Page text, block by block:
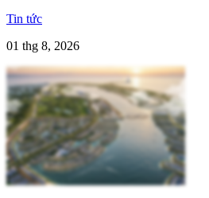
Tin tức
01 thg 8, 2026